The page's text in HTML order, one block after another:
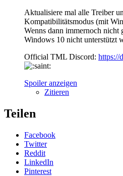
Aktualisiere mal alle Treiber
Kompatibilitätsmodus (mit
Wenns dann immernoch nicht
Windows 10 nicht unterstützt
Official TML Discord: https://
Spoiler anzeigen
Zitieren
Teilen
Facebook
Twitter
Reddit
LinkedIn
Pinterest